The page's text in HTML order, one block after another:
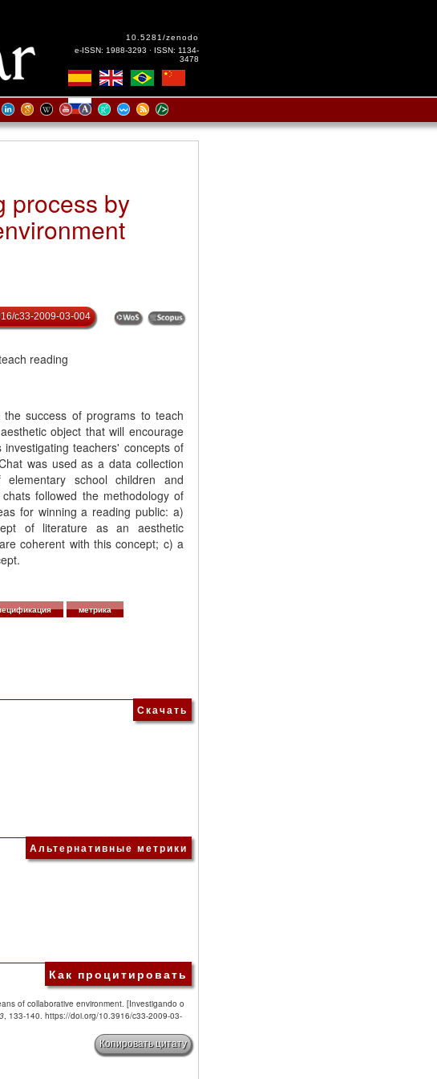
10.5281/zenodo
e-ISSN: 1988-3293 · ISSN: 1134-
3478
process by
c33-2009-03-004
reading
success of programs to teach
object that will encourage
teachers' concepts of
was used as a data collection
school children and
followed the methodology of
for winning a reading public: a)
of literature as an aesthetic
coherent with this concept; c) a
метрика
Скачать
Альтернативные метрики
Как процитировать
of collaborative environment. [Investigando o
, 133-140. https://doi.org/10.3916/c33-2009-03-
Копировать цитату